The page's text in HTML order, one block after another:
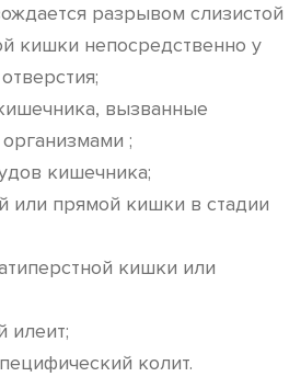
разрывом слизистой
кишки непосредственно у
вызванные
;
кишечника;
или прямой кишки в стадии
кишки или
илеит;
колит.